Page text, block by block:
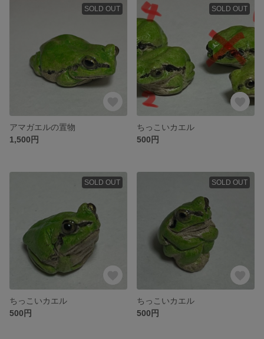
SOLD OUT
アマガエルの置物
1,500円
SOLD OUT
ちっこいカエル
500円
SOLD OUT
ちっこいカエル
500円
SOLD OUT
ちっこいカエル
500円